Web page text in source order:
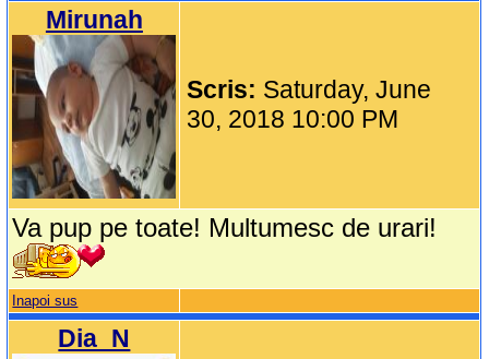
Mirunah
Scris: Saturday, June
30, 2018 10:00 PM
Va pup pe toate! Multumesc de urari!
Inapoi sus
Dia_N